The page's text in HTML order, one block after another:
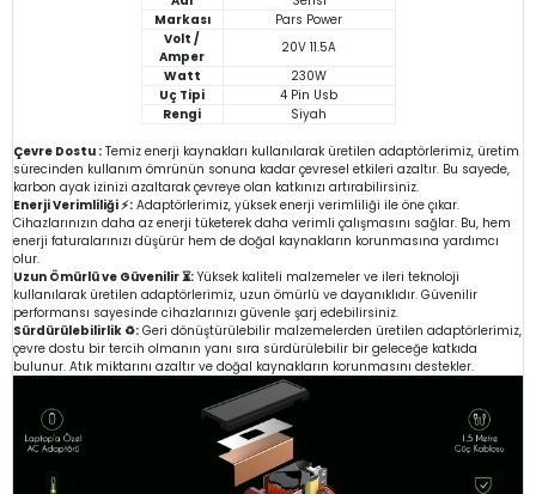
Markası
Pars Power
Volt /
Amper
20V 11.5A
Watt
230W
Uç Tipi
4 Pin Usb
Rengi
Siyah
Çevre Dostu : Temiz enerji kaynakları kullanılarak üretilen adaptörlerimiz, üretim
sürecinden kullanım ömrünün sonuna kadar çevresel etkileri azaltır. Bu sayede,
karbon ayak izinizi azaltarak çevreye olan katkınızı artırabilirsiniz.
Enerji Verimliliği ⚡: Adaptörlerimiz, yüksek enerji verimliliği ile öne çıkar.
Cihazlarınızın daha az enerji tüketerek daha verimli çalışmasını sağlar. Bu, hem
enerji faturalarınızı düşürür hem de doğal kaynakların korunmasına yardımcı
olur.
Uzun Ömürlü ve Güvenilir ⏳: Yüksek kaliteli malzemeler ve ileri teknoloji
kullanılarak üretilen adaptörlerimiz, uzun ömürlü ve dayanıklıdır. Güvenilir
performansı sayesinde cihazlarınızı güvenle şarj edebilirsiniz.
Sürdürülebilirlik ♻️: Geri dönüştürülebilir malzemelerden üretilen adaptörlerimiz,
çevre dostu bir tercih olmanın yanı sıra sürdürülebilir bir geleceğe katkıda
bulunur. Atık miktarını azaltır ve doğal kaynakların korunmasını destekler.